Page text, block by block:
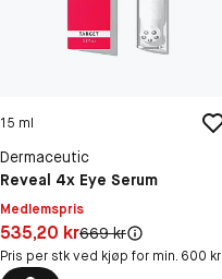
15 ml
Dermaceutic
Reveal 4x Eye Serum
Medlemspris
Pris: 535,20 kr
535,20 krOriginal pris:
669 kr
Pris per stk ved kjøp for min. 600 kr